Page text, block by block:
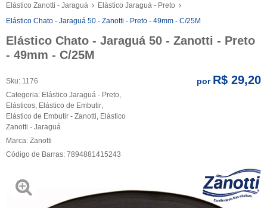
Elástico Zanotti - Jaraguá
Elástico Jaraguá - Preto
Elástico Chato - Jaraguá 50 - Zanotti - Preto - 49mm - C/25M
Elástico Chato - Jaraguá 50 - Zanotti - Preto
- 49mm - C/25M
Sku: 1176
Categoria: Elástico Jaraguá - Preto
Elásticos Elástico de Embutir
Elástico de Embutir - Zanotti Elástico
Zanotti - Jaraguá
Marca: Zanotti
Código de Barras: 7894881415243
por R$ 29,20